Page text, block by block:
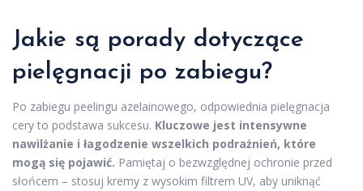
Jakie są porady dotyczące
pielęgnacji po zabiegu?
Po zabiegu peelingu azelainowego, odpowiednia pielęgnacja
cery to podstawa sukcesu. Kluczowe jest intensywne
nawilżanie i łagodzenie wszelkich podrażnień, które
mogą się pojawić. Pamiętaj o bezwzględnej ochronie przed
słońcem – stosuj kremy z wysokim filtrem UV, aby uniknąć